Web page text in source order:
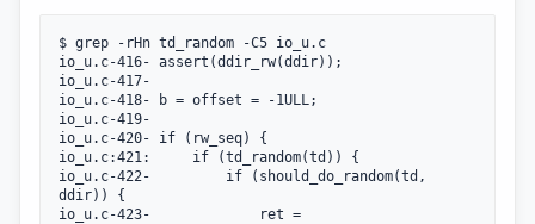
$ grep -rHn td_random -C5 io_u.c
io_u.c-416-	assert(ddir_rw(ddir));
io_u.c-417-
io_u.c-418-	b = offset = -1ULL;
io_u.c-419-
io_u.c-420-	if (rw_seq) {
io_u.c:421:		if (td_random(td)) {
io_u.c-422-			if (should_do_random(td,
ddir)) {
io_u.c-423-				ret =